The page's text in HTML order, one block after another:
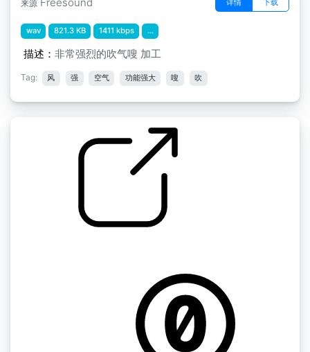
来源 详情 下载
wav 821.3 KB 1411 kbps ...
描述： 非常强烈的吹气嗖 加工
Tag: 风 强 空气 功能强大 嗖 吹